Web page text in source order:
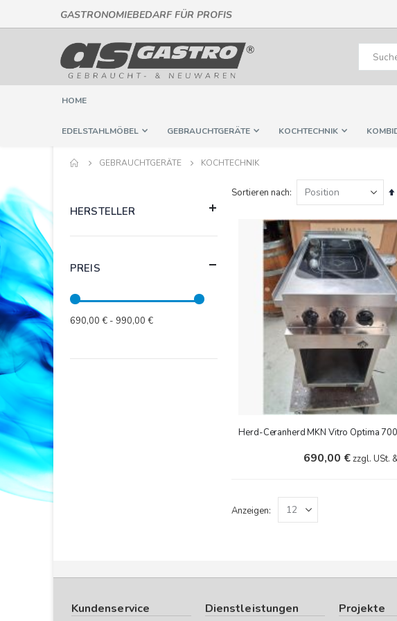
GASTRONOMIEBEDARF FÜR PROFIS
zum
Inhalt
HOME
EDELSTAHLMÖBEL GEBRAUCHTGERÄTE KOCHTECHNIK
GEBRAUCHTGERÄTE KOCHTECHNIK
Sortieren nach
In
Herd-Ceranherd MKN Vitro Optima 700
690,00 €zzgl. USt.
Anzeigen
HERSTELLER
PREIS
690,00 € - 990,00 €
Kundenservice Dienstleistungen Projekte